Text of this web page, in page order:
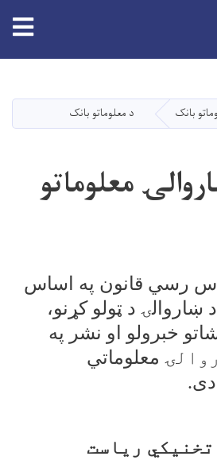
main
content
بانک د معلوماتو بانک
معلوماتو
لاس رسي قانون په اساس
ښاروالۍ د ټولو کړنو،
خبرولو او نشر په
معلوماتي
دی.
ریاست